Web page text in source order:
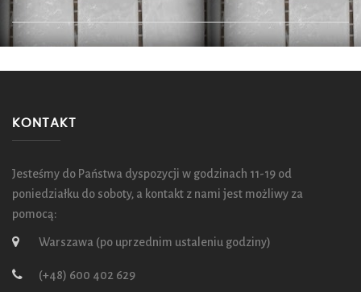
KONTAKT
Jesteśmy do Państwa dyspozycji w godzinach 11-19 od
poniedziałku do soboty, a kontakt z nami jest możliwy za
pomocą:
Warszawa (po uprzednim ustaleniu godziny)
(+48) 600 402 629